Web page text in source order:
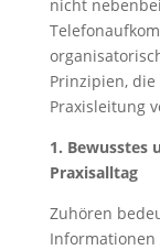
nicht
Prinzipien,
Praxisleitung
1. Bewusstes
Praxisalltag
Zuhören
Informationen